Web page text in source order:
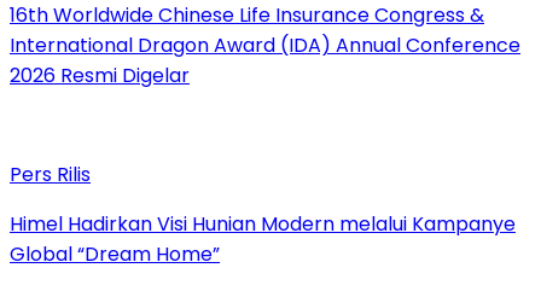
16th Worldwide Chinese Life Insurance Congress &
International Dragon Award (IDA) Annual Conference
2026 Resmi Digelar
Pers Rilis
Himel Hadirkan Visi Hunian Modern melalui Kampanye
Global “Dream Home”